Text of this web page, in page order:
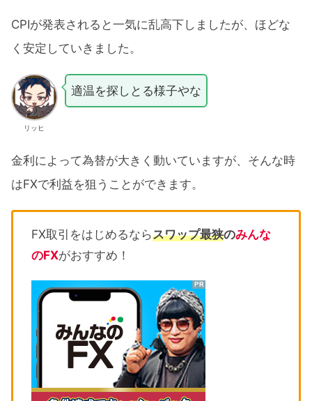
CPIが発表されると一気に乱高下しましたが、ほどな
く安定していきました。
リッヒ
適温を探しとる様子やな
金利によって為替が大きく動いていますが、そんな時
はFXで利益を狙うことができます。
FX取引をはじめるならスワップ最狭のみんな
のFXがおすすめ！